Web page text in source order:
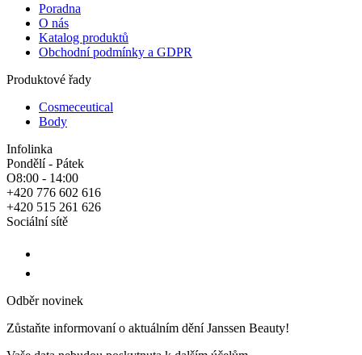
Poradna
O nás
Katalog produktů
Obchodní podmínky a GDPR
Produktové řady
Cosmeceutical
Body
Infolinka
Pondělí - Pátek
O8:00 - 14:00
+420 776 602 616
+420 515 261 626
Sociální sítě
Odběr novinek
Zůstaňte informovaní o aktuálním dění Janssen Beauty!